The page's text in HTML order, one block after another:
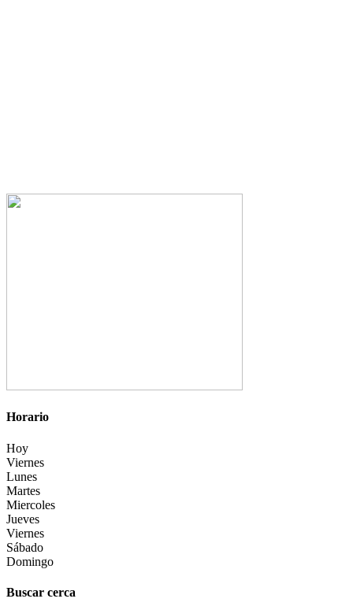
Horario
Hoy
Viernes
Lunes
Martes
Miercoles
Jueves
Viernes
Sábado
Domingo
Buscar cerca